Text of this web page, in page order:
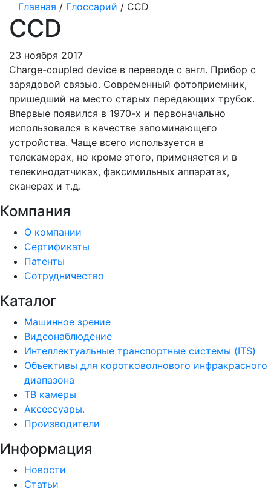
Главная / Глоссарий / CCD
CCD
23 ноября 2017
Charge-coupled device в переводе с англ. Прибор с
зарядовой связью. Современный фотоприемник,
пришедший на место старых передающих трубок.
Впервые появился в 1970-х и первоначально
использовался в качестве запоминающего
устройства. Чаще всего используется в
телекамерах, но кроме этого, применяется и в
телекинодатчиках, факсимильных аппаратах,
сканерах и т.д.
Компания
О компании
Сертификаты
Патенты
Сотрудничество
Каталог
Машинное зрение
Видеонаблюдение
Интеллектуальные транспортные системы (ITS)
Объективы для коротковолнового инфракрасного
диапазона
ТВ камеры
Аксессуары.
Производители
Информация
Новости
Статьи